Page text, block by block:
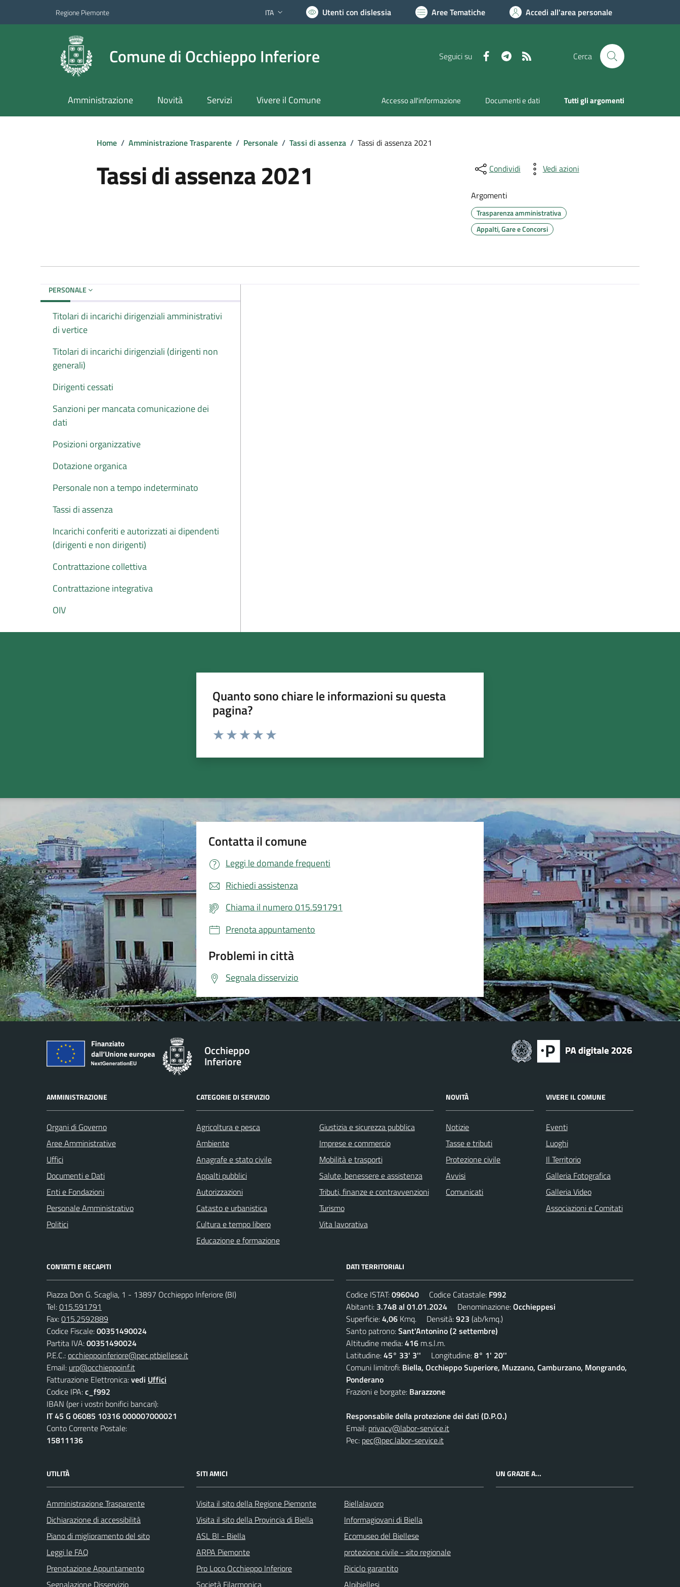
Regione Piemonte Lingua attiva:
ITA Utenti con dislessia Aree Tematiche Accedi all'area personale
Comune di Occhieppo Inferiore Seguici su FacebookTelegram Cerca
Amministrazione Novità Servizi Vivere il Comune Accesso all'informazione Documenti e dati Tutti gli argomenti
Home / Amministrazione Trasparente / Personale / Tassi di assenza / Tassi di assenza 2021
Tassi di assenza 2021 Condividi Vedi azioni
Argomenti
Trasparenza amministrativa
Appalti, Gare e Concorsi
PERSONALE
Titolari di incarichi dirigenziali amministrativi
di vertice
Titolari di incarichi dirigenziali (dirigenti non
generali)
Dirigenti cessati
Sanzioni per mancata comunicazione dei
dati
Posizioni organizzative
Dotazione organica
Personale non a tempo indeterminato
Tassi di assenza
Incarichi conferiti e autorizzati ai dipendenti
(dirigenti e non dirigenti)
Contrattazione collettiva
Contrattazione integrativa
OIV
Quanto sono chiare le informazioni su questa
pagina?
Valuta da 1 a 5 stelle la pagina
Contatta il comune
Leggi le domande frequenti
Richiedi assistenza
Chiama il numero 015.591791
Prenota appuntamento
Problemi in città
Segnala disservizio
Occhieppo
Inferiore
AMMINISTRAZIONE
Organi di Governo
Aree Amministrative
Uffici
Documenti e Dati
Enti e Fondazioni
Personale Amministrativo
Politici
CATEGORIE DI SERVIZIO
Agricoltura e pesca
Ambiente
Anagrafe e stato civile
Appalti pubblici
Autorizzazioni
Catasto e urbanistica
Cultura e tempo libero
Educazione e formazione
Giustizia e sicurezza pubblica
Imprese e commercio
Mobilità e trasporti
Salute, benessere e assistenza
Tributi, finanze e contravvenzioni
Turismo
Vita lavorativa
NOVITÀ
Notizie
Tasse e tributi
Protezione civile
Avvisi
Comunicati
VIVERE IL COMUNE
Eventi
Luoghi
Il Territorio
Galleria Fotografica
Galleria Video
Associazioni e Comitati
CONTATTI E RECAPITI
Piazza Don G. Scaglia, 1 - 13897 Occhieppo Inferiore (BI)
Tel:015.591791
Fax:015.2592889
Codice Fiscale:00351490024
Partita IVA:00351490024
P.E.C.:occhieppoinferiore@pec.ptbiellese.it
Email: urp@occhieppoinf.it
Fatturazione Elettronica:vedi Uffici
Codice IPA:c_f992
IBAN (per i vostri bonifici bancari):
IT 45 G 06085 10316 000007000021
Conto Corrente Postale:
15811136
DATI TERRITORIALI
Codice ISTAT:096040 Codice Catastale: F992
Abitanti: 3.748 al 01.01.2024 Denominazione:Occhieppesi
Superficie:4,06 Kmq. Densità:923 (ab/kmq.)
Santo patrono:Sant'Antonino (2 settembre)
Altitudine media:416 m.s.l.m.
Latitudine:45° 33' 3'' Longitudine:8° 1' 20''
Comuni limitrofi: Biella, Occhieppo Superiore, Muzzano, Camburzano, Mongrando,
Ponderano
Frazioni e borgate: Barazzone
Responsabile della protezione dei dati (D.P.O.)
Email: privacy@labor-service.it
Pec: pec@pec.labor-service.it
UTILITÀ
Amministrazione Trasparente
Dichiarazione di accessibilità
Piano di miglioramento del sito
Leggi le FAQ
Prenotazione Appuntamento
Segnalazione Disservizio
SITI AMICI
Visita il sito della Regione Piemonte
Visita il sito della Provincia di Biella
ASL BI - Biella
ARPA Piemonte
Pro Loco Occhieppo Inferiore
Società Filarmonica
Biellalavoro
Informagiovani di Biella
Ecomuseo del Biellese
protezione civile - sito regionale
Riciclo garantito
Alpibiellesi
UN GRAZIE A...